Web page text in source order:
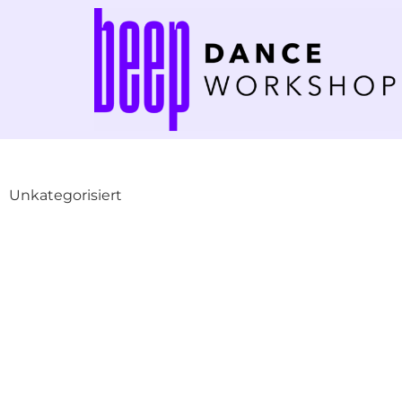
Unkategorisiert